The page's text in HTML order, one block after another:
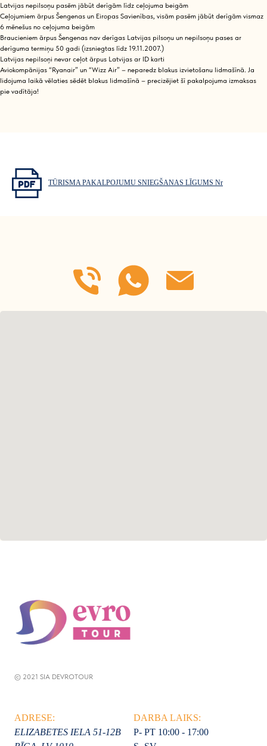
Latvijas nepilsoņu pasēm jābūt derīgām līdz ceļojuma beigām
Ceļojumiem ārpus Šengenas un Eiropas Savienības, visām pasēm jābūt derīgām vismaz
6 mēnešus no ceļojuma beigām
Braucieniem ārpus Šengenas nav derīgas Latvijas pilsoņu un nepilsoņu pases ar
derīguma termiņu 50 gadi (izsniegtas līdz 19.11.2007.)
Latvijas nepilsoņi nevar ceļot ārpus Latvijas ar ID karti
Aviokompānijas “Ryanair” un “Wizz Air” – neparedz blakus izvietošanu lidmašīnā. Ja
lidojuma laikā vēlaties sēdēt blakus lidmašīnā – precizējiet šī pakalpojuma izmaksas
pie vadītāja!
TŪRISMA PAKALPOJUMU SNIEGŠANAS LĪGUMS Nr
© 2021 SIA DEVROTOUR
ADRESE:
ELIZABETES IELA 51-12B
DARBA LAIKS:
P- PT 10:00 - 17:00